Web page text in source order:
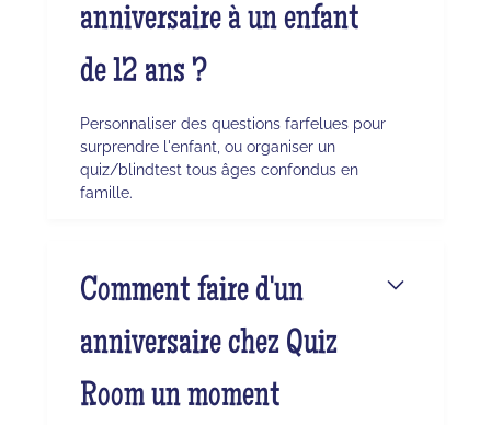
anniversaire à un enfant
de 12 ans ?
Personnaliser des questions farfelues pour
surprendre l'enfant, ou organiser un
quiz/blindtest tous âges confondus en
famille.
Comment faire d'un
anniversaire chez Quiz
Room un moment